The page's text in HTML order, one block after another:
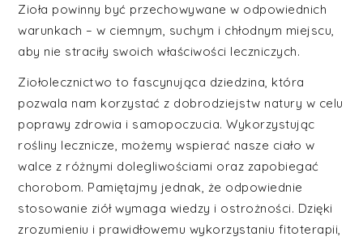
Zioła powinny być przechowywane w odpowiednich
warunkach – w ciemnym, suchym i chłodnym miejscu,
aby nie straciły swoich właściwości leczniczych.
Ziołolecznictwo to fascynująca dziedzina, która
pozwala nam korzystać z dobrodziejstw natury w celu
poprawy zdrowia i samopoczucia. Wykorzystując
rośliny lecznicze, możemy wspierać nasze ciało w
walce z różnymi dolegliwościami oraz zapobiegać
chorobom. Pamiętajmy jednak, że odpowiednie
stosowanie ziół wymaga wiedzy i ostrożności. Dzięki
zrozumieniu i prawidłowemu wykorzystaniu fitoterapii,